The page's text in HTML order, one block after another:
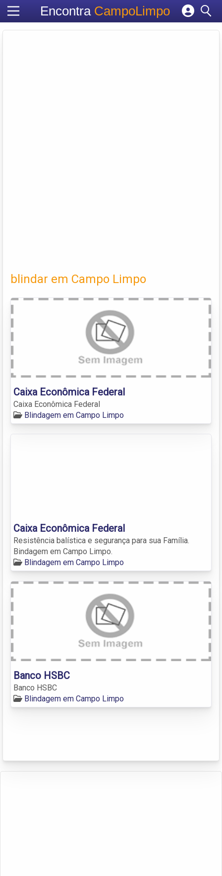
Encontra CampoLimpo
Cadastrar empresa
blindar em Campo Limpo
Caixa Econômica Federal
Caixa Econômica Federal
Blindagem em Campo Limpo
Caixa Econômica Federal
Resistência balística e segurança para sua Família.
Bindagem em Campo Limpo.
Blindagem em Campo Limpo
Banco HSBC
Banco HSBC
Blindagem em Campo Limpo